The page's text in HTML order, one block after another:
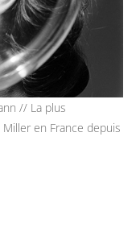
// La plus
en France depuis